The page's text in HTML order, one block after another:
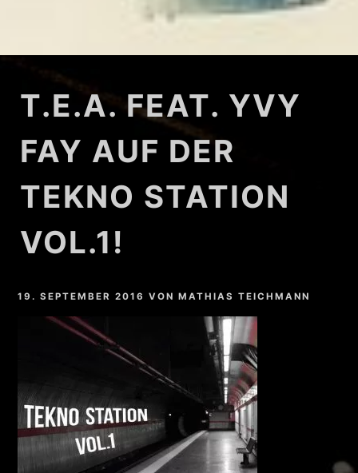
T.E.A. FEAT. YVY
FAY AUF DER
TEKNO STATION
VOL.1!
19. SEPTEMBER 2016 VONMATHIAS TEICHMANN